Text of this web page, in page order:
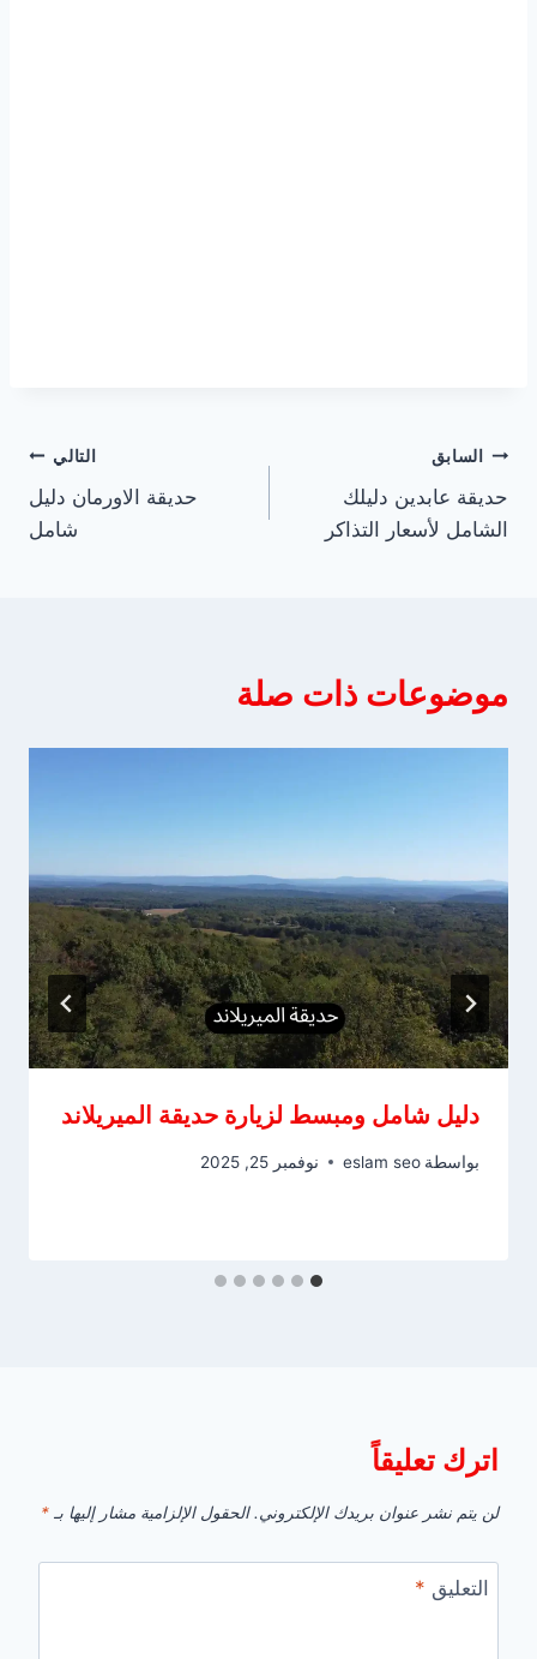
تصفّح
المقالات
السابق
حديقة عابدين دليلك
الشامل لأسعار التذاكر
التالي
حديقة الاورمان دليل
شامل
موضوعات ذات صلة
دليل شامل ومبسط لزيارة حديقة الميريلاند
بواسطة eslam seo نوفمبر 25, 2025
اترك تعليقاً
لن يتم نشر عنوان بريدك الإلكتروني. الحقول الإلزامية مشار إليها بـ *
التعليق *